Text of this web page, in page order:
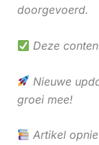
doorgevoerd.
Deze
Nieuwe
groei mee!
Artikel